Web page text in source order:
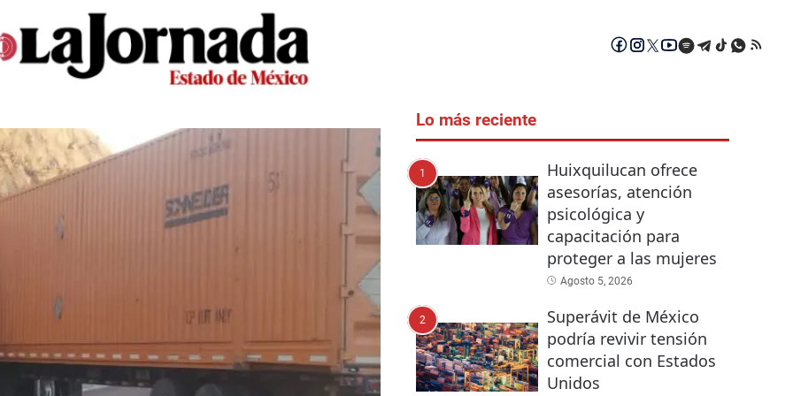
Lo más reciente
1
Huixquilucan ofrece
asesorías, atención
psicológica y
capacitación para
proteger a las mujeres
Agosto 5, 2026
2
Superávit de México
podría revivir tensión
comercial con Estados
Unidos